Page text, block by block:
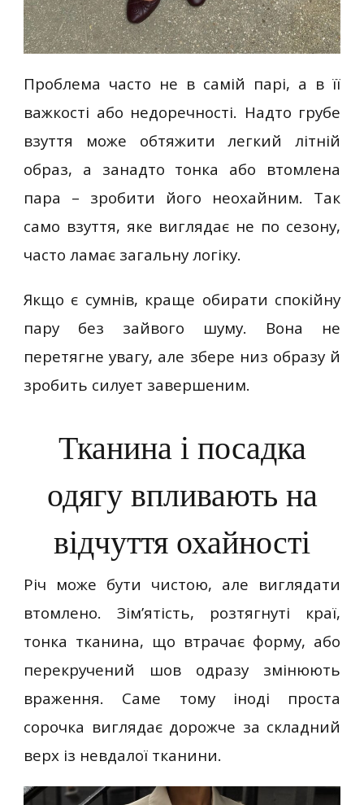
Проблема часто не в самій парі, а в її
важкості або недоречності. Надто грубе
взуття може обтяжити легкий літній
образ, а занадто тонка або втомлена
пара – зробити його неохайним. Так
само взуття, яке виглядає не по сезону,
часто ламає загальну логіку.
Якщо є сумнів, краще обирати спокійну
пару без зайвого шуму. Вона не
перетягне увагу, але збере низ образу й
зробить силует завершеним.
Тканина і посадка
одягу впливають на
відчуття охайності
Річ може бути чистою, але виглядати
втомлено. Зім’ятість, розтягнуті краї,
тонка тканина, що втрачає форму, або
перекручений шов одразу змінюють
враження. Саме тому іноді проста
сорочка виглядає дорожче за складний
верх із невдалої тканини.